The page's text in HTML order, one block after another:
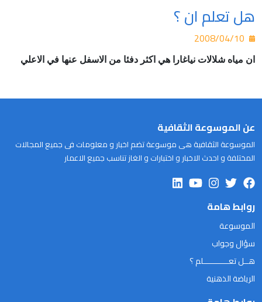
هل تعلم ان ؟
ان مياه شلالات نياغارا هي اكثر دفئا من الاسفل عنها في الاعلي
عن الموسوعة الثقافية
الموسوعة الثقافية هى موسوعة تضم اخبار و معلومات فى جميع المجالات
المختلفة و احدث الاخبار و اختبارات و الغاز تناسب جميع الاعمار
روابط هامة
الموسوعة
سؤال وجواب
هــل تعـــــــــــلم ؟
الرياضة الذهنية